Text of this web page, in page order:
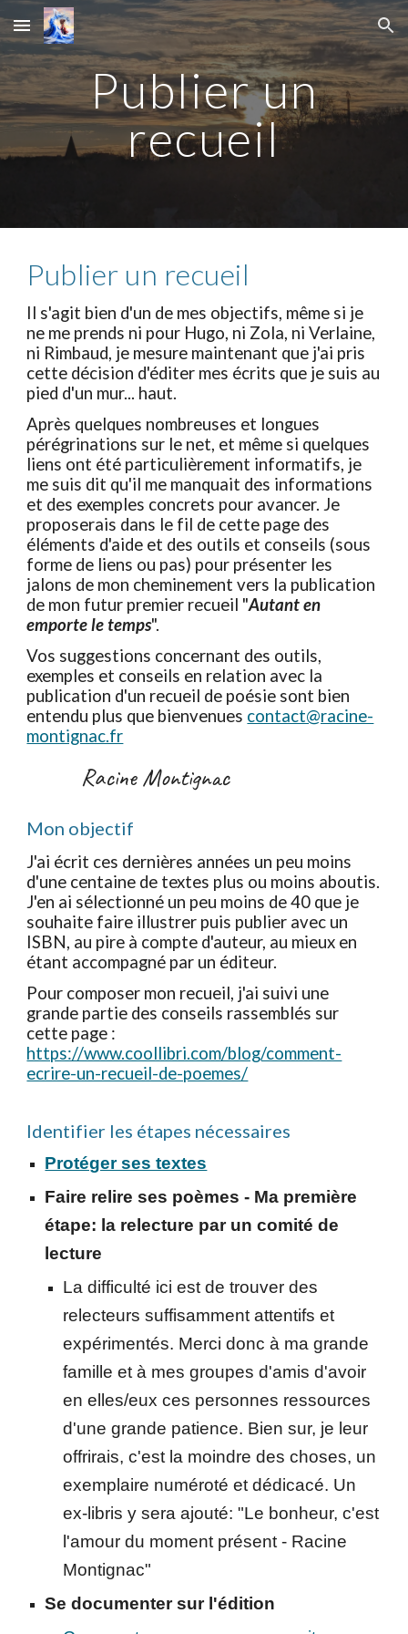
Skip to main content Skip to navigation
Publier un
recueil
Publier un recueil
Il s'agit bien d'un de mes objectifs, même si je
ne me prends ni pour Hugo, ni Zola, ni Verlaine,
ni Rimbaud, je mesure maintenant que j'ai pris
cette décision d'éditer mes écrits que je suis au
pied d'un mur... haut.
Après quelques nombreuses et longues
pérégrinations sur le net, et même si quelques
liens ont été particulièrement informatifs, je
me suis dit qu'il me manquait des informations
et des exemples concrets pour avancer. Je
proposerais dans le fil de cette page des
éléments d'aide et des outils et conseils (sous
forme de liens ou pas) pour présenter les
jalons de mon cheminement vers la publication
de mon futur premier recueil "Autant en
emporte le temps".
Vos suggestions concernant des outils,
exemples et conseils en relation avec la
publication d'un recueil de poésie sont bien
entendu plus que bienvenues contact@racine-
montignac.fr
Racine Montignac
Mon objectif
J'ai écrit ces dernières années un peu moins
d'une centaine de textes plus ou moins aboutis.
J'en ai sélectionné un peu moins de 40 que je
souhaite faire illustrer puis publier avec un
ISBN, au pire à compte d'auteur, au mieux en
étant accompagné par un éditeur.
Pour composer mon recueil, j'ai suivi une
grande partie des conseils rassemblés sur
cette page :
https://www.coollibri.com/blog/comment-
ecrire-un-recueil-de-poemes/
Identifier les étapes nécessaires
Protéger ses textes
Faire relire ses poèmes - Ma première
étape: la relecture par un comité de
lecture
La difficulté ici est de trouver des
relecteurs suffisamment attentifs et
expérimentés. Merci donc à ma grande
famille et à mes groupes d'amis d'avoir
en elles/eux ces personnes ressources
d'une grande patience. Bien sur, je leur
offrirais, c'est la moindre des choses, un
exemplaire numéroté et dédicacé. Un
ex-libris y sera ajouté: "Le bonheur, c'est
l'amour du moment présent - Racine
Montignac"
Se documenter sur l'édition